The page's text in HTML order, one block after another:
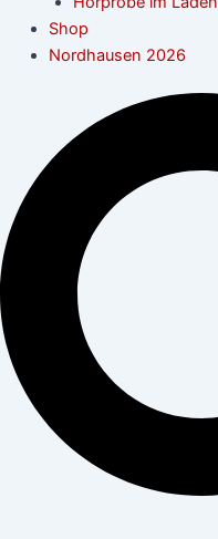
Shop
Nordhausen 2026